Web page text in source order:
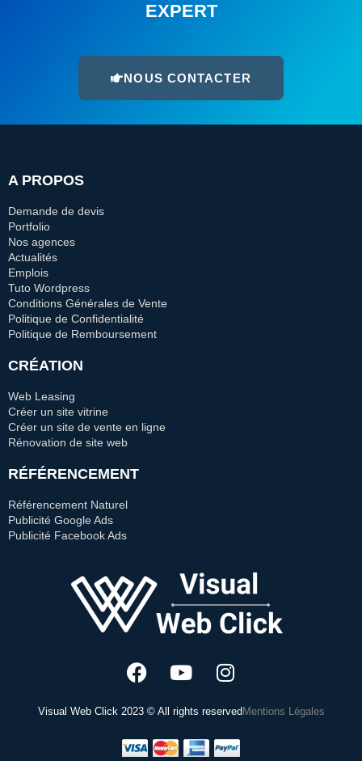
EXPERT
NOUS CONTACTER
A PROPOS
Demande de devis
Portfolio
Nos agences
Actualités
Emplois
Tuto Wordpress
Conditions Générales de Vente
Politique de Confidentialité
Politique de Remboursement
CRÉATION
Web Leasing
Créer un site vitrine
Créer un site de vente en ligne
Rénovation de site web
RÉFÉRENCEMENT
Référencement Naturel
Publicité Google Ads
Publicité Facebook Ads
Visual Web Click 2023 © All rights reserved Mentions Légales